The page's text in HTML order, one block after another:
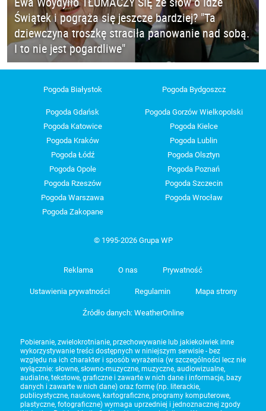
Świątek i pogrąża się jeszcze bardziej? "Ta
dziewczyna troszkę straciła panowanie nad sobą.
I to nie jest pogardliwe"
Pogoda Białystok Pogoda Bydgoszcz
Pogoda Gdańsk
Pogoda Gorzów Wielkopolski
Pogoda Katowice
Pogoda Kielce
Pogoda Kraków
Pogoda Lublin
Pogoda Łódź
Pogoda Olsztyn
Pogoda Opole
Pogoda Poznań
Pogoda Rzeszów
Pogoda Szczecin
Pogoda Warszawa
Pogoda Wrocław
Pogoda Zakopane
© 1995-2026 Grupa WP
Reklama O nas Prywatność
Ustawienia prywatności Regulamin Mapa strony
Źródło danych: WeatherOnline
Pobieranie, zwielokrotnianie, przechowywanie lub jakiekolwiek inne
wykorzystywanie treści dostępnych w niniejszym serwisie - bez
względu na ich charakter i sposób wyrażenia (w szczególności lecz nie
wyłącznie: słowne, słowno-muzyczne, muzyczne, audiowizualne,
audialne, tekstowe, graficzne i zawarte w nich dane i informacje, bazy
danych i zawarte w nich dane) oraz formę (np. literackie,
publicystyczne, naukowe, kartograficzne, programy komputerowe,
plastyczne, fotograficzne) wymaga uprzedniej i jednoznacznej zgody